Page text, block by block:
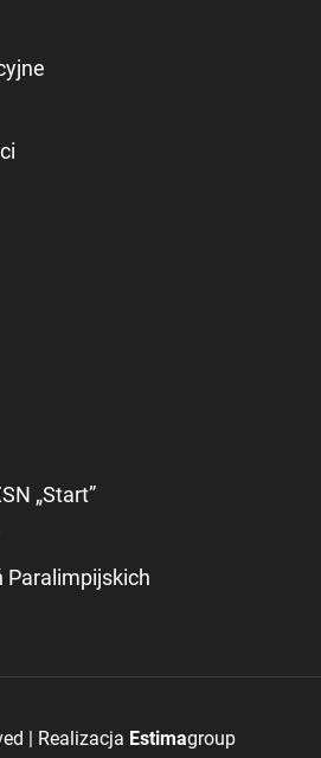
„Start”
Paralimpijskich
| Realizacja Estimagroup